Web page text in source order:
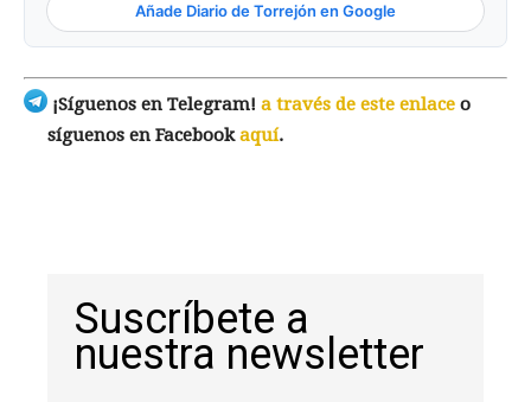
Añade Diario de Torrejón en Google
¡Síguenos en Telegram! a través de este enlace o
síguenos en Facebookaquí.
Suscríbete a
nuestra newsletter